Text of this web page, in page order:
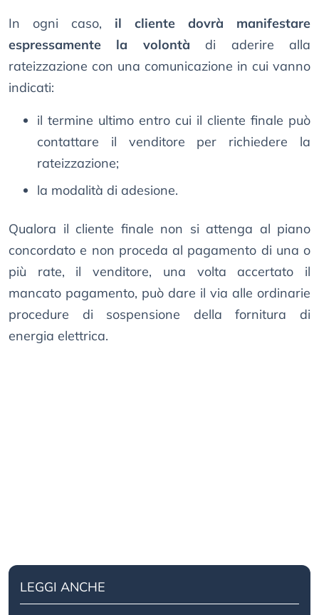
In ogni caso, il cliente dovrà manifestare
espressamente la volontà di aderire alla
rateizzazione con una comunicazione in cui vanno
indicati:
il termine ultimo entro cui il cliente finale può
contattare il venditore per richiedere la
rateizzazione;
la modalità di adesione.
Qualora il cliente finale non si attenga al piano
concordato e non proceda al pagamento di una o
più rate, il venditore, una volta accertato il
mancato pagamento, può dare il via alle ordinarie
procedure di sospensione della fornitura di
energia elettrica.
LEGGI ANCHE